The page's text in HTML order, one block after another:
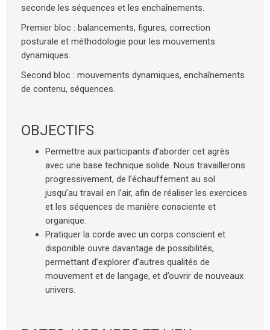
seconde les séquences et les enchaînements.
Premier bloc : balancements, figures, correction
posturale et méthodologie pour les mouvements
dynamiques.
Second bloc : mouvements dynamiques, enchaînements
de contenu, séquences.
OBJECTIFS
Permettre aux participants d’aborder cet agrès
avec une base technique solide. Nous travaillerons
progressivement, de l’échauffement au sol
jusqu’au travail en l’air, afin de réaliser les exercices
et les séquences de manière consciente et
organique.
Pratiquer la corde avec un corps conscient et
disponible ouvre davantage de possibilités,
permettant d’explorer d’autres qualités de
mouvement et de langage, et d’ouvrir de nouveaux
univers.